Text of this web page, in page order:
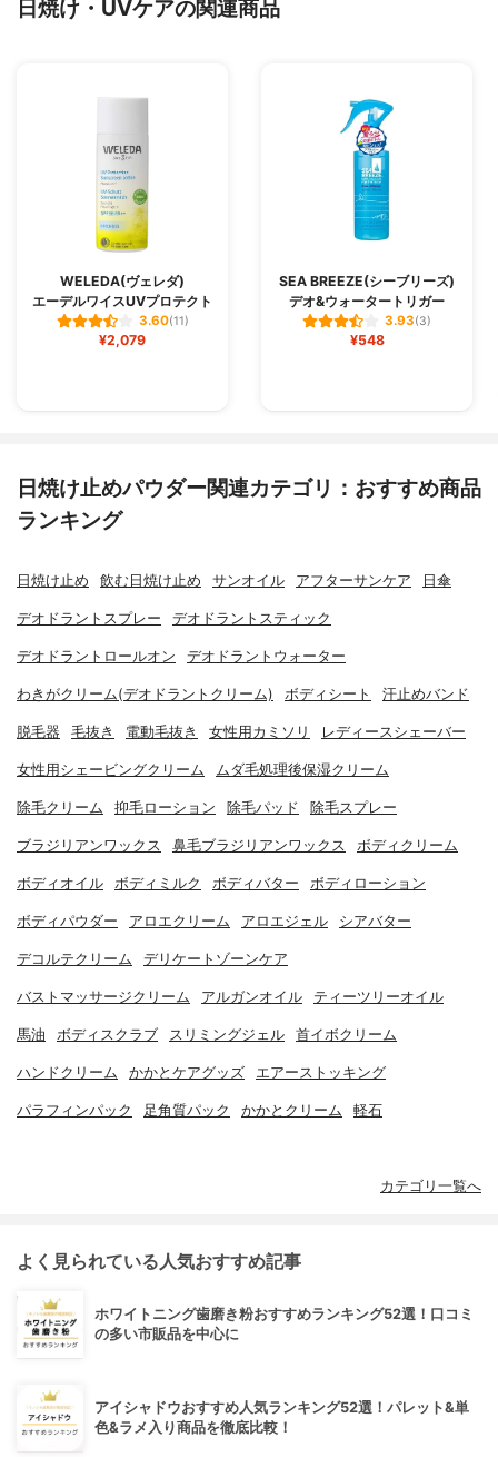
日焼け・UVケアの関連商品
WELEDA(ヴェレダ)
エーデルワイスUVプロテクト
3.60(11)
¥2,079
SEA BREEZE(シーブリーズ)
デオ&ウォータートリガー
3.93(3)
¥548
日焼け止めパウダー関連カテゴリ：おすすめ商品
ランキング
日焼け止め 飲む日焼け止め サンオイル アフターサンケア 日傘
デオドラントスプレー デオドラントスティック
デオドラントロールオン デオドラントウォーター
わきがクリーム(デオドラントクリーム) ボディシート 汗止めバンド
脱毛器 毛抜き 電動毛抜き 女性用カミソリ レディースシェーバー
女性用シェービングクリーム ムダ毛処理後保湿クリーム
除毛クリーム 抑毛ローション 除毛パッド 除毛スプレー
ブラジリアンワックス 鼻毛ブラジリアンワックス ボディクリーム
ボディオイル ボディミルク ボディバター ボディローション
ボディパウダー アロエクリーム アロエジェル シアバター
デコルテクリーム デリケートゾーンケア
バストマッサージクリーム アルガンオイル ティーツリーオイル
馬油 ボディスクラブ スリミングジェル 首イボクリーム
ハンドクリーム かかとケアグッズ エアーストッキング
パラフィンパック 足角質パック かかとクリーム 軽石
カテゴリ一覧へ
よく見られている人気おすすめ記事
ホワイトニング歯磨き粉おすすめランキング52選！口コミ
の多い市販品を中心に
アイシャドウおすすめ人気ランキング52選！パレット&単
色&ラメ入り商品を徹底比較！